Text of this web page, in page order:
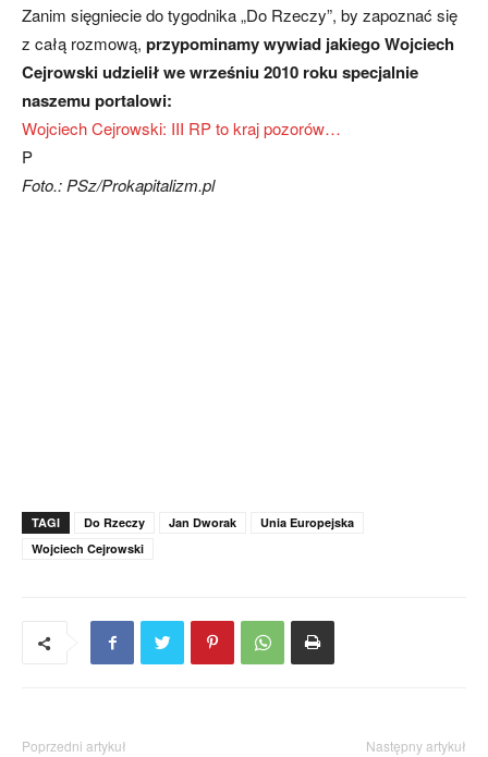
Zanim sięgniecie do tygodnika „Do Rzeczy”, by zapoznać się
z całą rozmową, przypominamy wywiad jakiego Wojciech
Cejrowski udzielił we wrześniu 2010 roku specjalnie
naszemu portalowi:
Wojciech Cejrowski: III RP to kraj pozorów…
P
Foto.: PSz/Prokapitalizm.pl
TAGI Do Rzeczy Jan Dworak
Unia Europejska
Wojciech Cejrowski
Poprzedni artykuł Następny artykuł